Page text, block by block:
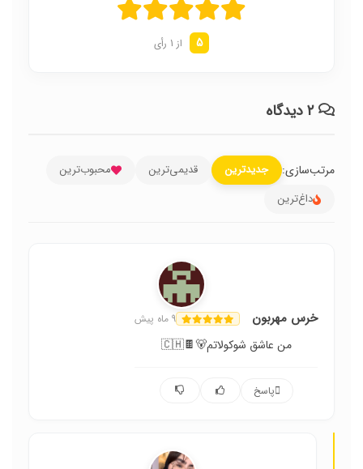
5 از 1 رأی
مرتب‌سازی: جدیدترین قدیمی‌ترین
محبوب‌ترین
داغ‌ترین
خرس مهربون 9 ماه پیش
من عاشق شوکولاتم🐻🍫🇨🇭
پاسخ